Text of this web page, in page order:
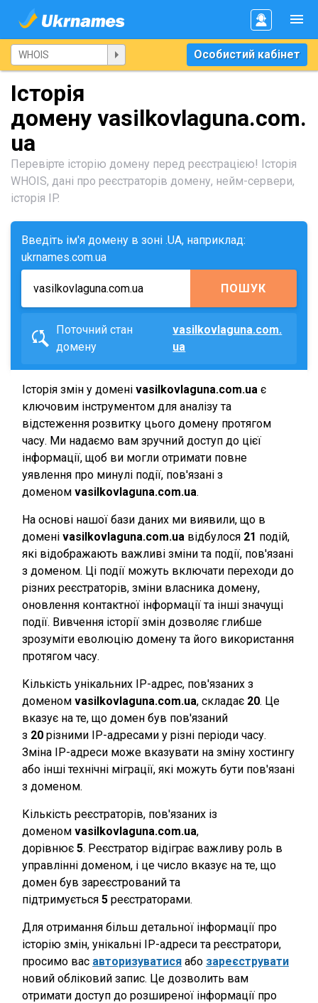
Особистий кабінет
Історія
домену vasilkovlaguna.com.
ua
Перевірте історію домену перед реєстрацією! Історія
WHOIS, дані про реєстраторів домену, нейм-сервери,
історія IP.
Введіть ім'я домену в зоні .UA, наприклад:
ukrnames.com.ua
ПОШУК
Поточний стан
домену
vasilkovlaguna.com.
ua
Історія змін у домені vasilkovlaguna.com.ua є
ключовим інструментом для аналізу та
відстеження розвитку цього домену протягом
часу. Ми надаємо вам зручний доступ до цієї
інформації, щоб ви могли отримати повне
уявлення про минулі події, пов'язані з
доменом vasilkovlaguna.com.ua.
На основі нашої бази даних ми виявили, що в
домені vasilkovlaguna.com.ua відбулося 21 подій,
які відображають важливі зміни та події, пов'язані
з доменом. Ці події можуть включати переходи до
різних реєстраторів, зміни власника домену,
оновлення контактної інформації та інші значущі
події. Вивчення історії змін дозволяє глибше
зрозуміти еволюцію домену та його використання
протягом часу.
Кількість унікальних IP-адрес, пов'язаних з
доменом vasilkovlaguna.com.ua, складає 20. Це
вказує на те, що домен був пов'язаний
з 20 різними IP-адресами у різні періоди часу.
Зміна IP-адреси може вказувати на зміну хостингу
або інші технічні міграції, які можуть бути пов'язані
з доменом.
Кількість реєстраторів, пов'язаних із
доменом vasilkovlaguna.com.ua,
дорівнює 5. Реєстратор відіграє важливу роль в
управлінні доменом, і це число вказує на те, що
домен був зареєстрований та
підтримується 5 реєстраторами.
Для отримання більш детальної інформації про
історію змін, унікальні IP-адреси та реєстратори,
просимо вас авторизуватися або зареєструвати
новий обліковий запис. Це дозволить вам
отримати доступ до розширеної інформації про